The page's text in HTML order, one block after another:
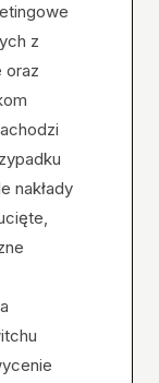
z
oraz
nakłady